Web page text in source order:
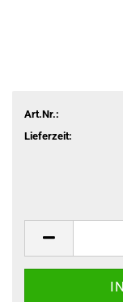
Art.Nr.:
Lieferzeit: